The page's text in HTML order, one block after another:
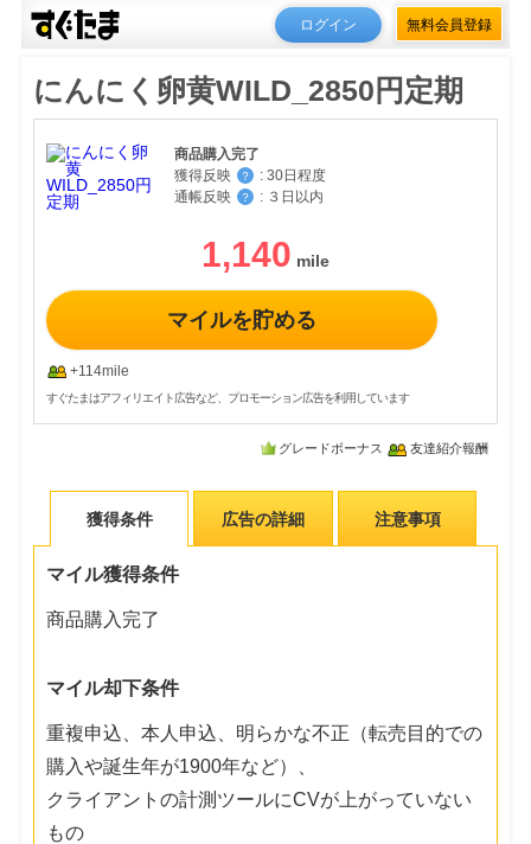
ログイン 無料会員登録
にんにく卵黄WILD_2850円定期
商品購入完了
獲得反映
？ : 30日程度
通帳反映
？ : ３日以内
1,140
マイルを貯める
+114mile
すぐたまはアフィリエイト広告など、プロモーション広告を利用しています
グレードボーナス 友達紹介報酬
獲得条件 広告の詳細 注意事項
マイル獲得条件
商品購入完了
マイル却下条件
重複申込、本人申込、明らかな不正（転売目的での
購入や誕生年が1900年など）、
クライアントの計測ツールにCVが上がっていない
もの